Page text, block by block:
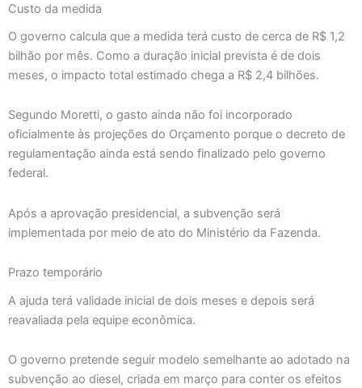
Custo da medida
O governo calcula que a medida terá custo de cerca de R$ 1,2
bilhão por mês. Como a duração inicial prevista é de dois
meses, o impacto total estimado chega a R$ 2,4 bilhões.
Segundo Moretti, o gasto ainda não foi incorporado
oficialmente às projeções do Orçamento porque o decreto de
regulamentação ainda está sendo finalizado pelo governo
federal.
Após a aprovação presidencial, a subvenção será
implementada por meio de ato do Ministério da Fazenda.
Prazo temporário
A ajuda terá validade inicial de dois meses e depois será
reavaliada pela equipe econômica.
O governo pretende seguir modelo semelhante ao adotado na
subvenção ao diesel, criada em março para conter os efeitos